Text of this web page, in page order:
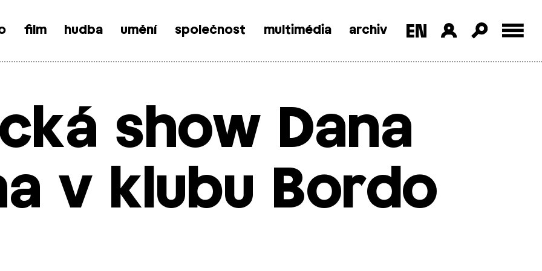
film hudba umění společnost multimédia archiv
show Dana
v klubu Bordo